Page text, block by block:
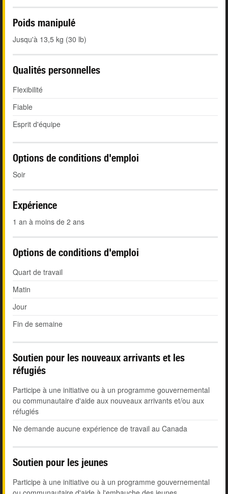
Poids manipulé
Jusqu'à 13,5 kg (30 lb)
Qualités personnelles
Flexibilité
Fiable
Esprit d'équipe
Options de conditions d'emploi
Soir
Expérience
1 an à moins de 2 ans
Options de conditions d'emploi
Quart de travail
Matin
Jour
Fin de semaine
Soutien pour les nouveaux arrivants et les
réfugiés
Participe à une initiative ou à un programme gouvernemental
ou communautaire d'aide aux nouveaux arrivants et/ou aux
réfugiés
Ne demande aucune expérience de travail au Canada
Soutien pour les jeunes
Participe à une initiative ou à un programme gouvernemental